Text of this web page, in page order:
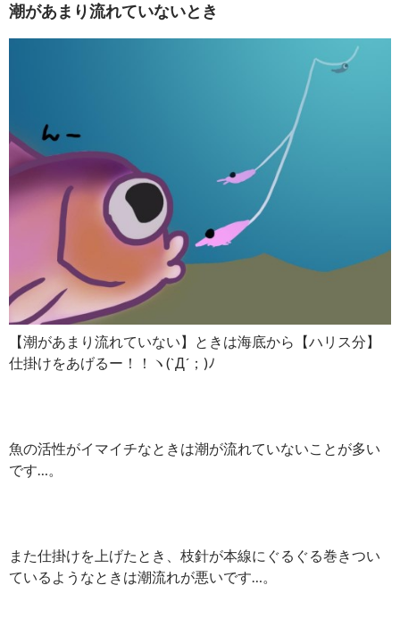
潮があまり流れていないとき
【潮があまり流れていない】ときは海底から【ハリス分】
仕掛けをあげるー！！ヽ(`Д´；)ﾉ
魚の活性がイマイチなときは潮が流れていないことが多い
です…。
また仕掛けを上げたとき、枝針が本線にぐるぐる巻きつい
ているようなときは潮流れが悪いです…。